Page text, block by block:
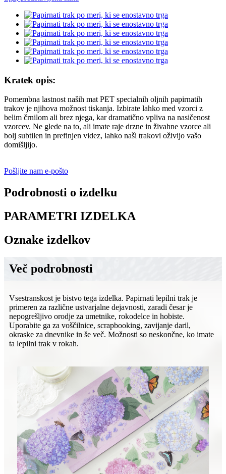
Kratek opis:
Pomembna lastnost naših mat PET specialnih oljnih papirnatih
trakov je njihova možnost tiskanja. Izbirate lahko med vzorci z
belim črnilom ali brez njega, kar dramatično vpliva na nasičenost
vzorcev. Ne glede na to, ali imate raje drzne in živahne vzorce ali
bolj subtilen in prefinjen videz, lahko naši trakovi oživijo vašo
domišljijo.
Pošljite nam e-pošto
Podrobnosti o izdelku
PARAMETRI IZDELKA
Oznake izdelkov
Več podrobnosti
Vsestranskost je bistvo tega izdelka. Papirnati lepilni trak je
primeren za različne ustvarjalne dejavnosti, zaradi česar je
nepogrešljivo orodje za umetnike, rokodelce in hobiste.
Uporabite ga za voščilnice, scrapbooking, zavijanje daril,
okraske za dnevnike in še več. Možnosti so neskončne, ko imate
ta lepilni trak v rokah.